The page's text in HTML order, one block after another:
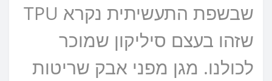
שבשפת התעשיתית נקרא TPU
שזהו בעצם סיליקון שמוכר
לכולנו. מגן מפני אבק שריטות